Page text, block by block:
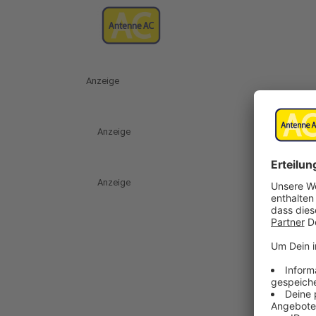
Anzeige
Anzeige
Anzeige